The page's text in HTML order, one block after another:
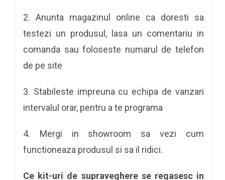
2. Anunta magazinul online ca doresti sa
testezi un produsul, lasa un comentariu in
comanda sau foloseste numarul de telefon
de pe site
3. Stabileste impreuna cu echipa de vanzari
intervalul orar, pentru a te programa
4. Mergi in showroom sa vezi cum
functioneaza produsul si sa il ridici.
Ce kit-uri de supraveghere se regasesc in